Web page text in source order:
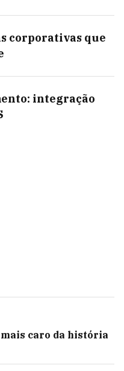
corporativas que
integração
caro da história